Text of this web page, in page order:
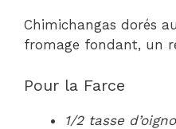
Chimichangas dorés
fromage fondant, un
Pour la Farce
1/2 tasse